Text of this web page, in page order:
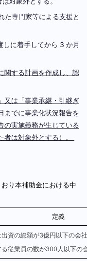
た専門家等による支援と
しに着手してから 3 か月
関する計画を作成し、認
又は「事業承継・引継ぎ
までに事業化状況報告を
の実施義務が生じている
者は対象外とする）。
り本補助金における中
定義
資の総額が3億円以下の会社
る従業員の数が300人以下の